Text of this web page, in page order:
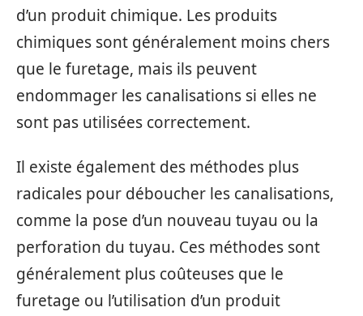
d’un produit chimique. Les produits
chimiques sont généralement moins chers
que le furetage, mais ils peuvent
endommager les canalisations si elles ne
sont pas utilisées correctement.
Il existe également des méthodes plus
radicales pour déboucher les canalisations,
comme la pose d’un nouveau tuyau ou la
perforation du tuyau. Ces méthodes sont
généralement plus coûteuses que le
furetage ou l’utilisation d’un produit